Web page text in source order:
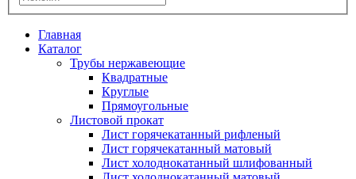
Главная
Каталог
Трубы нержавеющие
Квадратные
Круглые
Прямоугольные
Листовой прокат
Лист горячекатанный рифленый
Лист горячекатанный матовый
Лист холоднокатанный шлифованный